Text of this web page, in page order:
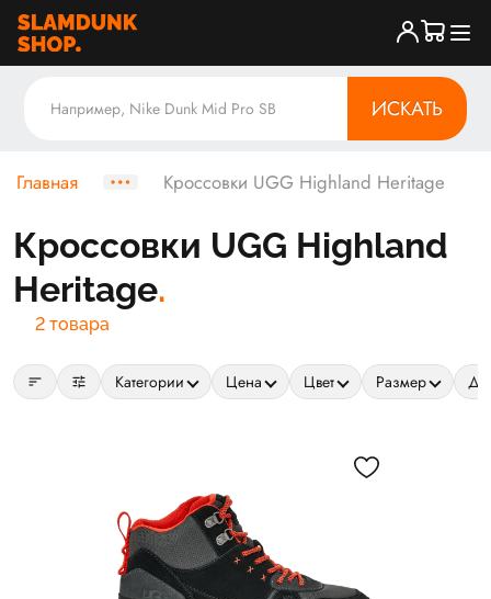
ИСКАТЬ
Главная Кроссовки UGG Highland Heritage
Кроссовки UGG Highland
Heritage
2 товара
sort tune Категории Цена Цвет Размер